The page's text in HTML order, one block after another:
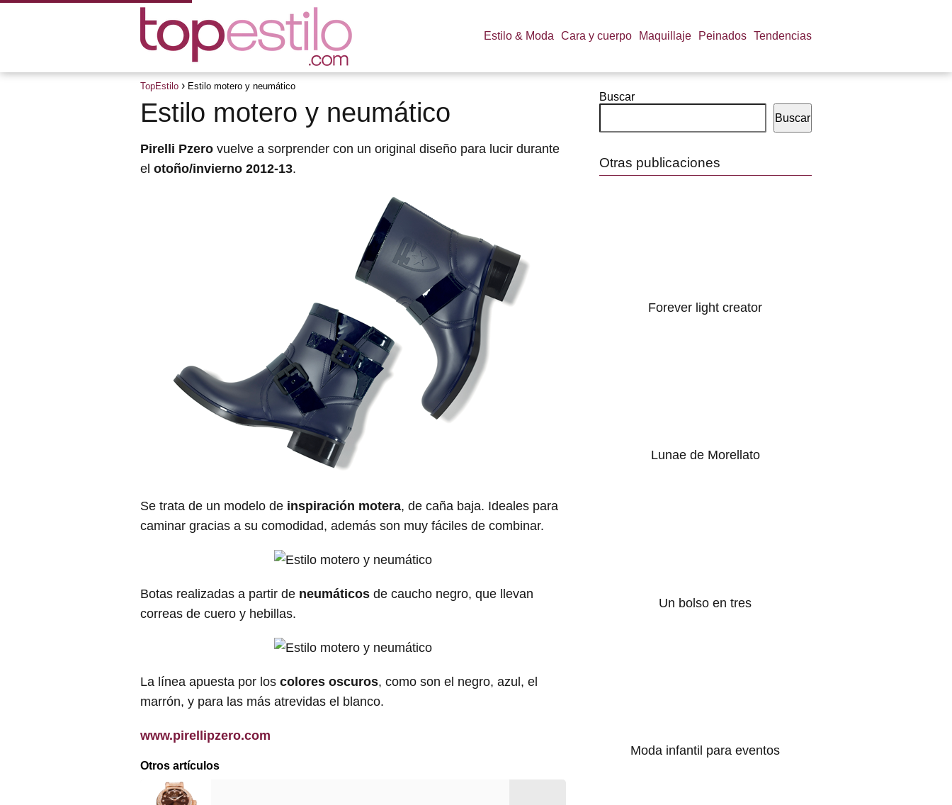
Estilo & Moda Cara y cuerpo Maquillaje Peinados Tendencias
TopEstilo Estilo motero y neumático
Estilo motero y neumático
Pirelli Pzero vuelve a sorprender con un original diseño para lucir durante
el otoño/invierno 2012-13.
Se trata de un modelo de inspiración motera, de caña baja. Ideales para
caminar gracias a su comodidad, además son muy fáciles de combinar.
Botas realizadas a partir de neumáticos de caucho negro, que llevan
correas de cuero y hebillas.
La línea apuesta por los colores oscuros, como son el negro, azul, el
marrón, y para las más atrevidas el blanco.
www.pirellipzero.com
Otros artículos
Buscar
Buscar
Otras publicaciones
Forever light creator
Lunae de Morellato
Un bolso en tres
Moda infantil para eventos